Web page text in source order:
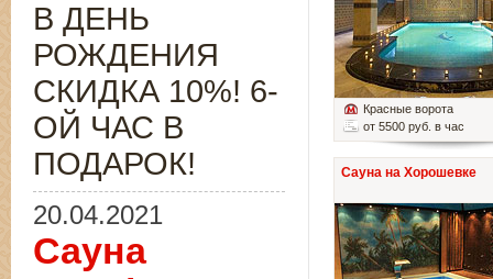
Красные ворота
от 5500 руб. в час
Сауна на Хорошевке
В ДЕНЬ
РОЖДЕНИЯ
СКИДКА 10%! 6-
ОЙ ЧАС В
ПОДАРОК!
20.04.2021
Сауна